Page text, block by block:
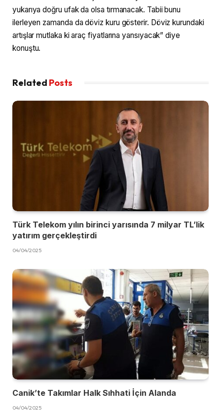
yukarıya doğru ufak da olsa tırmanacak. Tabii bunu
ilerleyen zamanda da döviz kuru gösterir. Döviz kurundaki
artışlar mutlaka ki araç fiyatlarına yansıyacak” diye
konuştu.
Related Posts
Türk Telekom yılın birinci yarısında 7 milyar TL’lik
yatırım gerçekleştirdi
04/04/2025
Canik’te Takımlar Halk Sıhhati İçin Alanda
04/04/2025